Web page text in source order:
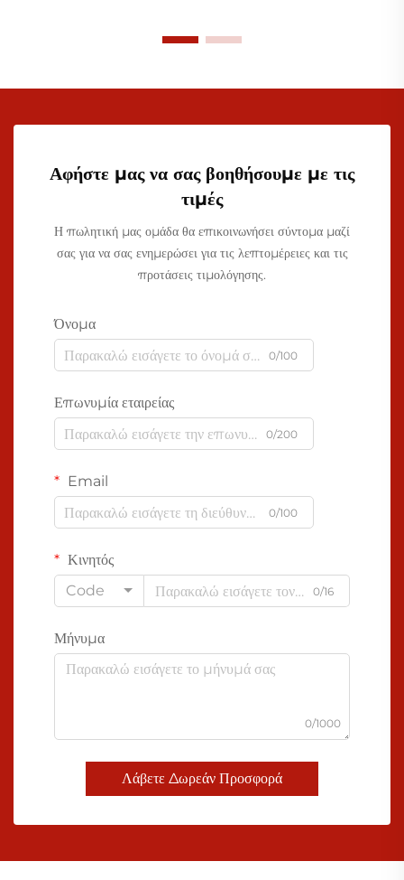
Αφήστε μας να σας βοηθήσουμε με τις
τιμές
Η πωλητική μας ομάδα θα επικοινωνήσει σύντομα μαζί
σας για να σας ενημερώσει για τις λεπτομέρειες και τις
προτάσεις τιμολόγησης.
Όνομα
0/100
Επωνυμία εταιρείας
0/200
Email
0/100
Κινητός
Code
0/16
Μήνυμα
0/1000
Λάβετε Δωρεάν Προσφορά